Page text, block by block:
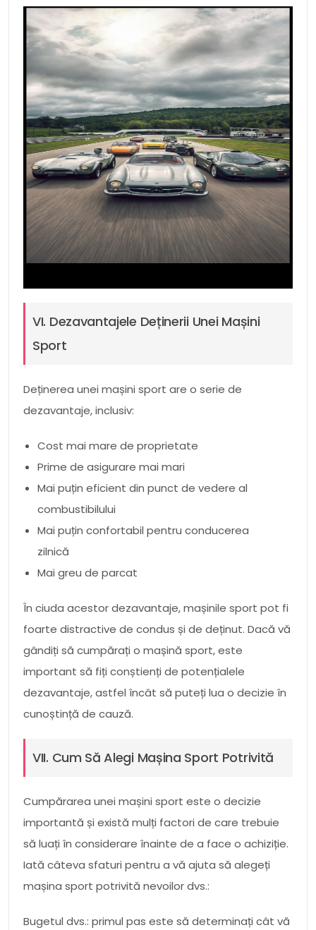
VI. Dezavantajele Deținerii Unei Mașini
Sport
Deținerea unei mașini sport are o serie de
dezavantaje, inclusiv:
Cost mai mare de proprietate
Prime de asigurare mai mari
Mai puțin eficient din punct de vedere al
combustibilului
Mai puțin confortabil pentru conducerea
zilnică
Mai greu de parcat
În ciuda acestor dezavantaje, mașinile sport pot fi
foarte distractive de condus și de deținut. Dacă vă
gândiți să cumpărați o mașină sport, este
important să fiți conștienți de potențialele
dezavantaje, astfel încât să puteți lua o decizie în
cunoștință de cauză.
VII. Cum Să Alegi Mașina Sport Potrivită
Cumpărarea unei mașini sport este o decizie
importantă și există mulți factori de care trebuie
să luați în considerare înainte de a face o achiziție.
Iată câteva sfaturi pentru a vă ajuta să alegeți
mașina sport potrivită nevoilor dvs.:
Bugetul dvs.: primul pas este să determinați cât vă